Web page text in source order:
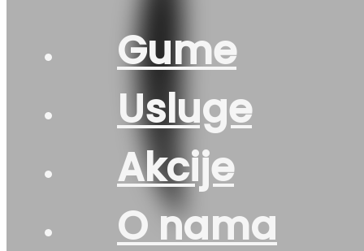
Gume
Usluge
Akcije
O nama